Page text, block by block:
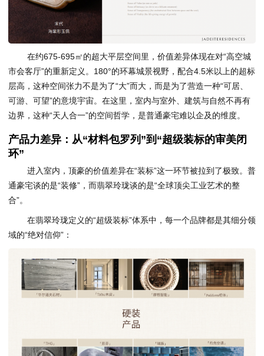
在约675-695㎡的超大平层空间里，价值差异体现在对“高空城
市会客厅”的重新定义。180°的环幕城景视野，配合4.5米以上的超标
层高，这种空间张力不是为了“大”而大，而是为了营造一种“可居、
可游、可望”的意境宇宙。在这里，室内与室外、建筑与自然不再有
边界，这种“天人合一”的空间哲学，是普通豪宅难以企及的维度。
产品力差异：从“材料包罗列”到“超级装标的审美闭
环”
进入室内，顶豪的价值差异在“装标”这一环节被拉到了极致。普
通豪宅谈的是“装修”，而翡翠玲珑谈的是“全球顶尖工业艺术的整
合”。
在翡翠玲珑定义的“超级装标”体系中，每一个品牌都是其细分领
域的“绝对信仰”：